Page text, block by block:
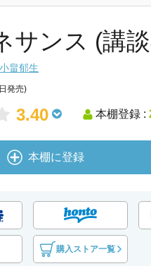
サンス (講
小畠郁生
発売)
3.40 本棚登録 :
本棚に登録
購入ストア一覧